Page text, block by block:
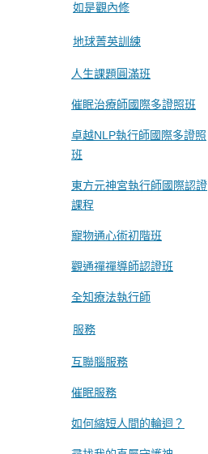
如是觀內修
地球菁英訓練
人生課題圓滿班
催眠治療師國際多證照班
卓越NLP執行師國際多證照
班
東方元神宮執行師國際認證
課程
寵物通心術初階班
觀通禪禪導師認證班
全知療法執行師
服務
互聯腦服務
催眠服務
如何縮短人間的輪迴？